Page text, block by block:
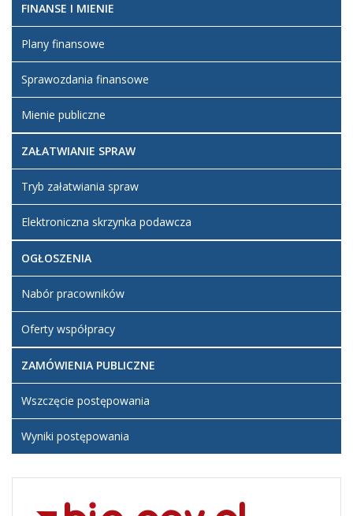
FINANSE I MIENIE
Plany finansowe
Sprawozdania finansowe
Mienie publiczne
ZAŁATWIANIE SPRAW
Tryb załatwiania spraw
Elektroniczna skrzynka podawcza
OGŁOSZENIA
Nabór pracowników
Oferty współpracy
ZAMÓWIENIA PUBLICZNE
Wszczęcie postępowania
Wyniki postępowania